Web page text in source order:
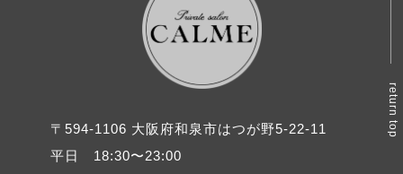
return top
〒594-1106 大阪府和泉市はつが野5-22-11
平日 18:30〜23:00